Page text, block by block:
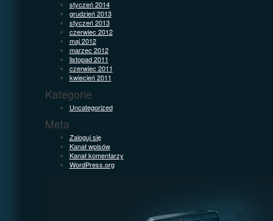
styczeń 2014
grudzień 2013
styczeń 2013
czerwiec 2012
maj 2012
marzec 2012
listopad 2011
czerwiec 2011
kwiecień 2011
Kategorie
Uncategorized
Meta
Zaloguj się
Kanał wpisów
Kanał komentarzy
WordPress.org